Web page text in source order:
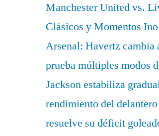
Manchester United vs.
Clásicos y Momentos
Arsenal: Havertz cambia
prueba múltiples modos
Jackson estabiliza
rendimiento del
resuelve su déficit